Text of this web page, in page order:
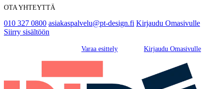
OTA YHTEYTTÄ
010 327 0800 asiakaspalvelu@pt-design.fi Kirjaudu Omasivulle
Siirry sisältöön
Varaa esittely Kirjaudu Omasivulle